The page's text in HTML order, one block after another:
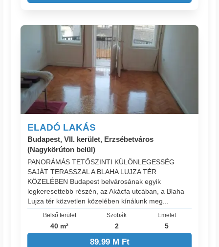
ELADÓ LAKÁS
Budapest, VII. kerület, Erzsébetváros
(Nagykörúton belül)
PANORÁMÁS TETŐSZINTI KÜLÖNLEGESSÉG
SAJÁT TERASSZAL A BLAHA LUJZA TÉR
KÖZELÉBEN Budapest belvárosának egyik
legkeresettebb részén, az Akácfa utcában, a Blaha
Lujza tér közvetlen közelében kínálunk meg...
Belső terület
40 m²
Szobák
2
Emelet
5
89.99 M Ft